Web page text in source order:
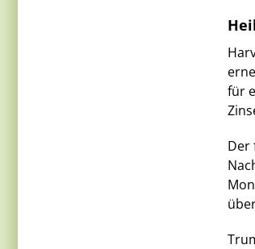
für
Der